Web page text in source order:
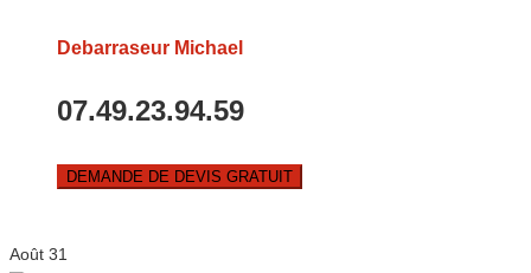
Debarraseur Michael
07.49.23.94.59
DEMANDE DE DEVIS GRATUIT
Août 31